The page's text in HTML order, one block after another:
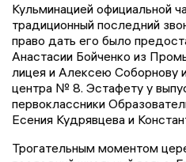
Кульминацией официальной
традиционный последний
право дать его было
Анастасии Бойченко из
лицея и Алексею Соборнову
центра № 8. Эстафету у
первоклассники
Есения Кудрявцева и
Трогательным моментом